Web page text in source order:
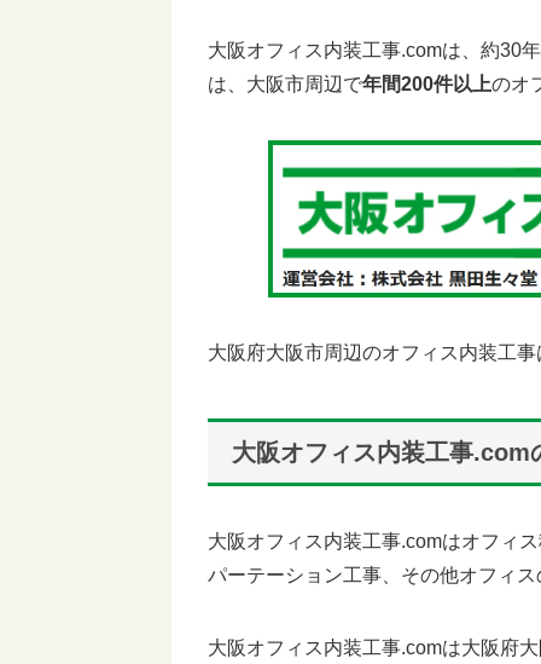
大阪オフィス内装工事.comは、約30
は、大阪市周辺で年間200件以上のオ
大阪府大阪市周辺のオフィス内装工事
大阪オフィス内装工事.com
大阪オフィス内装工事.comはオフィ
パーテーション工事、その他オフィ
大阪オフィス内装工事.comは大阪府